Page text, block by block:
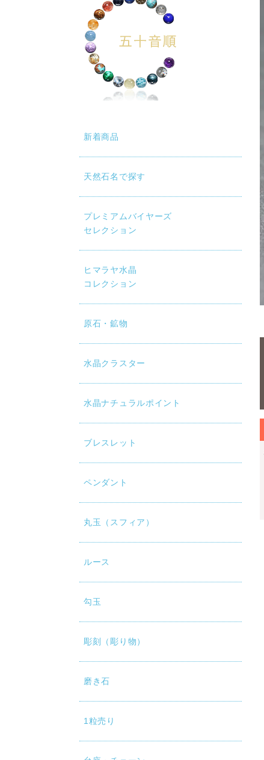
新着商品
天然石名で探す
プレミアムバイヤーズ
セレクション
ヒマラヤ水晶
コレクション
原石・鉱物
水晶クラスター
水晶ナチュラルポイント
ブレスレット
ペンダント
丸玉（スフィア）
ルース
勾玉
彫刻（彫り物）
磨き石
1粒売り
再生時に画質が低い場合は、設定（⚙）から「1080p HD」